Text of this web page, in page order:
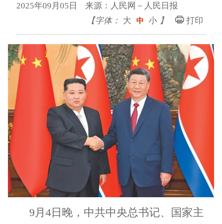
2025年09月05日 来源：人民网－人民日报
【字体： 大 中 小 】 打印
9月4日晚，中共中央总书记、国家主